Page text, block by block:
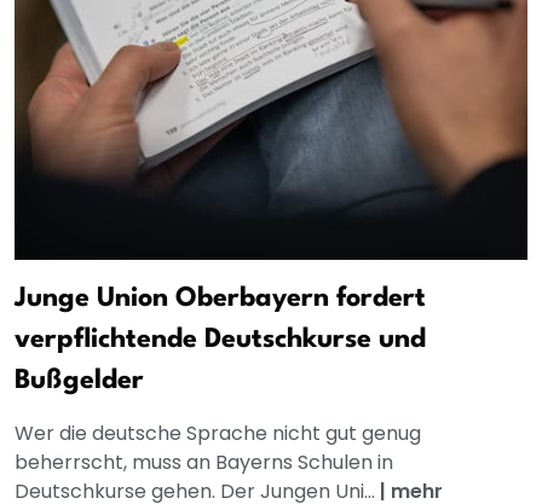
Junge Union Oberbayern fordert
verpflichtende Deutschkurse und
Bußgelder
Wer die deutsche Sprache nicht gut genug
beherrscht, muss an Bayerns Schulen in
Deutschkurse gehen. Der Jungen Uni... | mehr